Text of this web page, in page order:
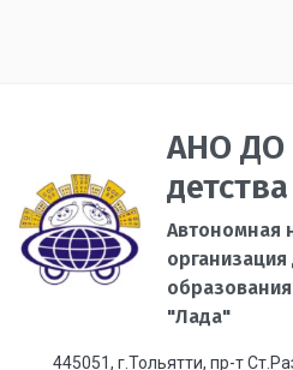
АНО ДО
Автономная
"Лада"
445051, г.Тольятти, пр-т